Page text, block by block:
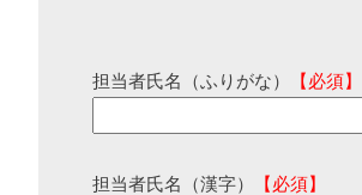
担当者氏名（ふりがな） 【必須】
担当者氏名（漢字） 【必須】